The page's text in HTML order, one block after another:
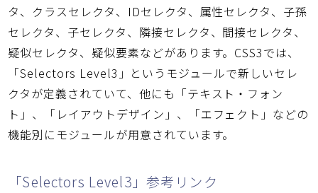
タ、クラスセレクタ、IDセレクタ、属性セレクタ、子孫
セレクタ、子セレクタ、隣接セレクタ、間接セレクタ、
疑似セレクタ、疑似要素などがあります。CSS3では、
「Selectors Level3」というモジュールで新しいセレ
クタが定義されていて、他にも「テキスト・フォン
ト」、「レイアウトデザイン」、「エフェクト」などの
機能別にモジュールが用意されています。
「Selectors Level3」参考リンク